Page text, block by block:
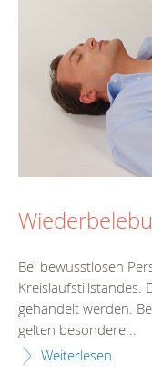
Bei bewusstlosen
Kreislaufstillstandes.
gehandelt werden.
gelten besondere...
Weiterlesen